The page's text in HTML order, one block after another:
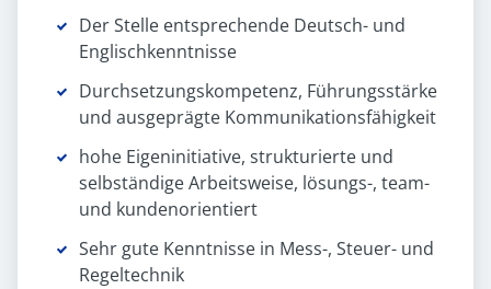
Der Stelle entsprechende Deutsch- und
Englischkenntnisse
Durchsetzungskompetenz, Führungsstärke
und ausgeprägte Kommunikationsfähigkeit
hohe Eigeninitiative, strukturierte und
selbständige Arbeitsweise, lösungs-, team-
und kundenorientiert
Sehr gute Kenntnisse in Mess-, Steuer- und
Regeltechnik